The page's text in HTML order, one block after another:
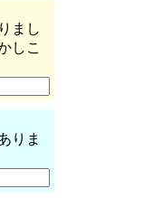
まし
しこ
りま